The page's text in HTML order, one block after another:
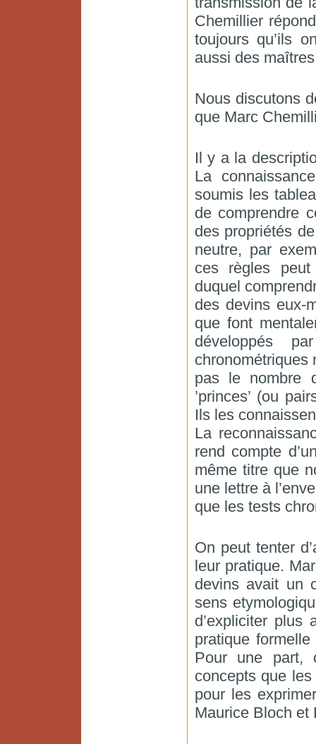
Chemillier
toujours qu’ils
aussi des
Nous discutons
que Marc
Il y a la
La
soumis les
de comprendre
des propriétés
neutre, par
ces règles
duquel
des devins eux-
que font
développés
chronométriques
pas le nombre
’princes’ (ou
Ils les
La
rend compte
même titre que
une lettre à
que les tests
On peut tenter
leur pratique.
devins avait un
sens
d’expliciter plus
pratique
Pour une part,
concepts que
pour les
Maurice Bloch et